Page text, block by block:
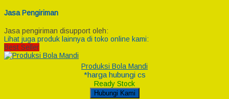
Jasa Pengiriman
Jasa pengiriman disupport oleh:
Lihat juga produk lainnya di toko online kami:
Best Seller
Produksi Bola Mandi
*harga hubungi cs
Ready Stock
Hubungi Kami